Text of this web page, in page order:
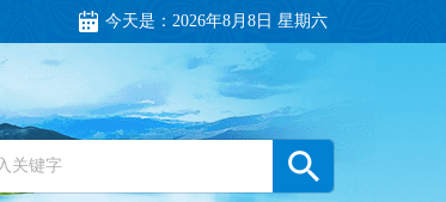
今天是： 2026年8月8日 星期六